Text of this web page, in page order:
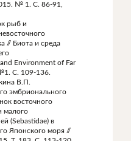
№ 1. С. 86-91,
рыб и
// Биота и среда
Environment of Far
С. 109-136.
В.П.
эмбрионального
восточного
малого
(Sebastidae) в
Японского моря //